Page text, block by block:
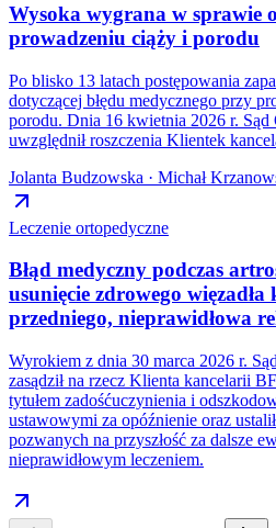
Wysoka wygrana w sprawie
prowadzeniu ciąży i porodu
Po blisko 13 latach postępowania
dotyczącej błędu medycznego przy
porodu. Dnia 16 kwietnia 2026 r.
uwzględnił roszczenia Klientek
Jolanta Budzowska · Michał
Leczenie ortopedyczne
Błąd medyczny podczas
usunięcie zdrowego więzadła
przedniego, nieprawidłowa
Wyrokiem z dnia 30 marca 2026 r.
zasądził na rzecz Klienta kancelarii
tytułem zadośćuczynienia i
ustawowymi za opóźnienie oraz
pozwanych na przyszłość za dalsze
nieprawidłowym leczeniem.